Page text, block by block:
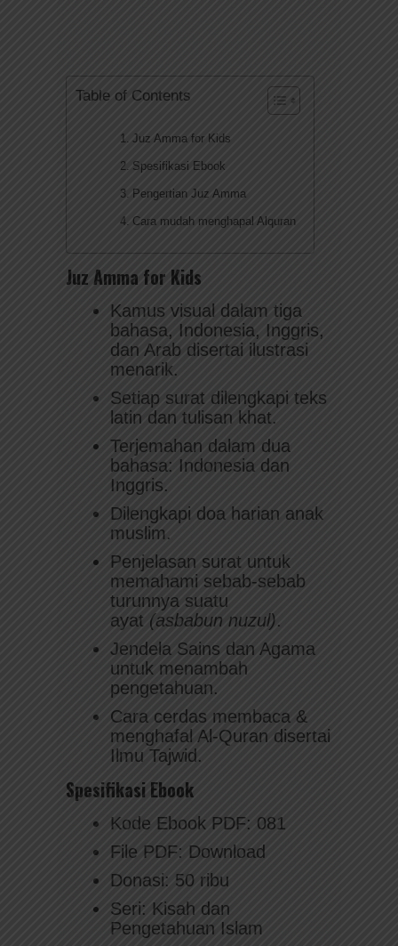
Table of Contents
Juz Amma for Kids
Spesifikasi Ebook
Pengertian Juz Amma
Cara mudah menghapal Alquran
Juz Amma for Kids
Kamus visual dalam tiga
bahasa, Indonesia, Inggris,
dan Arab disertai ilustrasi
menarik.
Setiap surat dilengkapi teks
latin dan tulisan khat.
Terjemahan dalam dua
bahasa: Indonesia dan
Inggris.
Dilengkapi doa harian anak
muslim.
Penjelasan surat untuk
memahami sebab-sebab
turunnya suatu
ayat (asbabun nuzul).
Jendela Sains dan Agama
untuk menambah
pengetahuan.
Cara cerdas membaca &
menghafal Al-Quran disertai
Ilmu Tajwid.
Spesifikasi Ebook
Kode Ebook PDF: 081
File PDF: Download
Donasi: 50 ribu
Seri: Kisah dan
Pengetahuan Islam